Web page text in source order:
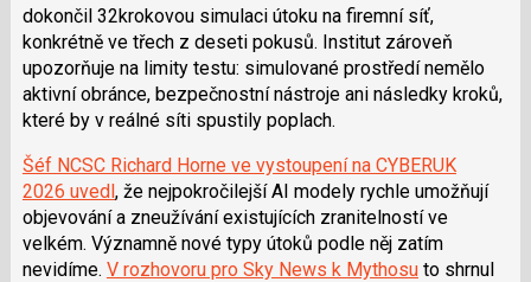
dokončil 32krokovou simulaci útoku na firemní síť,
konkrétně ve třech z deseti pokusů. Institut zároveň
upozorňuje na limity testu: simulované prostředí nemělo
aktivní obránce, bezpečnostní nástroje ani následky kroků,
které by v reálné síti spustily poplach.
Šéf NCSC Richard Horne ve vystoupení na CYBERUK
2026 uvedl, že nejpokročilejší AI modely rychle umožňují
objevování a zneužívání existujících zranitelností ve
velkém. Významně nové typy útoků podle něj zatím
nevidíme. V rozhovoru pro Sky News k Mythosuto shrnul